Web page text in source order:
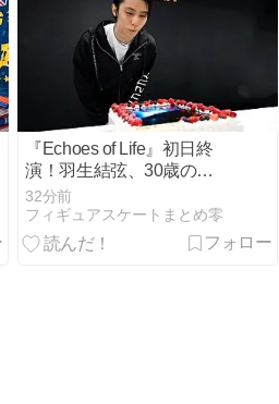
『Echoes of Life』初日終
演！羽生結弦、30歳の誕
生日を盛大に祝福！
32分前
フィギュアスケートまとめ零